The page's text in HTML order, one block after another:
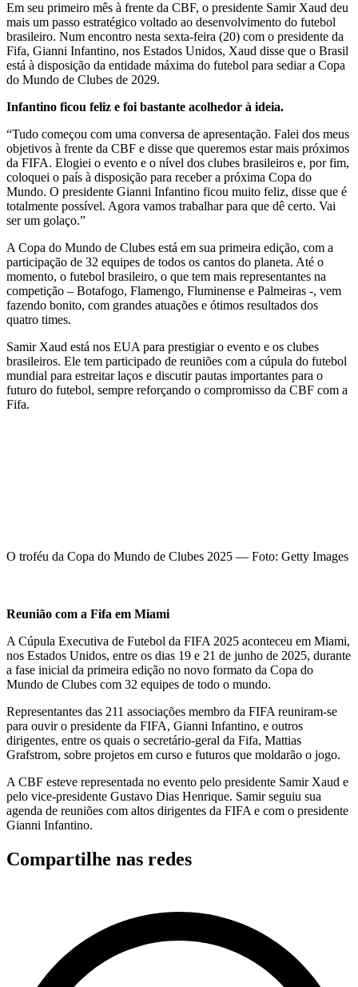
Em seu primeiro mês à frente da CBF, o presidente Samir Xaud deu
mais um passo estratégico voltado ao desenvolvimento do futebol
brasileiro. Num encontro nesta sexta-feira (20) com o presidente da
Fifa, Gianni Infantino, nos Estados Unidos, Xaud disse que o Brasil
está à disposição da entidade máxima do futebol para sediar a Copa
do Mundo de Clubes de 2029.
Infantino ficou feliz e foi bastante acolhedor à ideia.
“Tudo começou com uma conversa de apresentação. Falei dos meus
objetivos à frente da CBF e disse que queremos estar mais próximos
da FIFA. Elogiei o evento e o nível dos clubes brasileiros e, por fim,
coloquei o país à disposição para receber a próxima Copa do
Mundo. O presidente Gianni Infantino ficou muito feliz, disse que é
totalmente possível. Agora vamos trabalhar para que dê certo. Vai
ser um golaço.”
A Copa do Mundo de Clubes está em sua primeira edição, com a
participação de 32 equipes de todos os cantos do planeta. Até o
momento, o futebol brasileiro, o que tem mais representantes na
competição – Botafogo, Flamengo, Fluminense e Palmeiras -, vem
fazendo bonito, com grandes atuações e ótimos resultados dos
quatro times.
Samir Xaud está nos EUA para prestigiar o evento e os clubes
brasileiros. Ele tem participado de reuniões com a cúpula do futebol
mundial para estreitar laços e discutir pautas importantes para o
futuro do futebol, sempre reforçando o compromisso da CBF com a
Fifa.
O troféu da Copa do Mundo de Clubes 2025 — Foto: Getty Images
Reunião com a Fifa em Miami
A Cúpula Executiva de Futebol da FIFA 2025 aconteceu em Miami,
nos Estados Unidos, entre os dias 19 e 21 de junho de 2025, durante
a fase inicial da primeira edição no novo formato da Copa do
Mundo de Clubes com 32 equipes de todo o mundo.
Representantes das 211 associações membro da FIFA reuniram-se
para ouvir o presidente da FIFA, Gianni Infantino, e outros
dirigentes, entre os quais o secretário-geral da Fifa, Mattias
Grafstrom, sobre projetos em curso e futuros que moldarão o jogo.
A CBF esteve representada no evento pelo presidente Samir Xaud e
pelo vice-presidente Gustavo Dias Henrique. Samir seguiu sua
agenda de reuniões com altos dirigentes da FIFA e com o presidente
Gianni Infantino.
Compartilhe nas redes